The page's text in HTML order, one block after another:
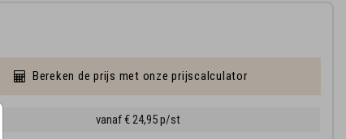
Bereken de prijs met onze prijscalculator
vanaf € 24,95p/st